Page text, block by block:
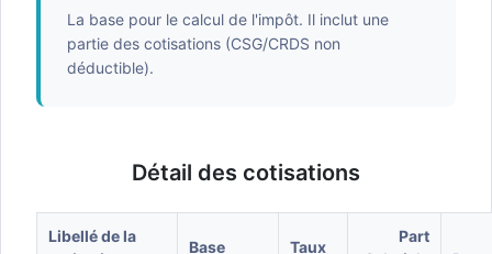
La base pour le calcul de l'impôt. Il inclut une
partie des cotisations (CSG/CRDS non
déductible).
Détail des cotisations
Libellé de la
Base Taux
Part